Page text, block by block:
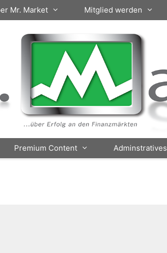
Mr. Market Mitglied werden
Premium Content Adminstratives